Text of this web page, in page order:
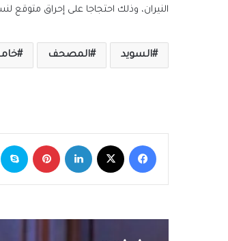
النيران، وذلك احتجاجا على إحراق
السويد المصحف
فيسبوك لينكدإن بينتيريست